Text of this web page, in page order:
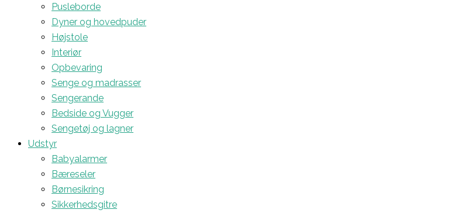
Pusleborde
Dyner og hovedpuder
Højstole
Interiør
Opbevaring
Senge og madrasser
Sengerande
Bedside og Vugger
Sengetøj og lagner
Udstyr
Babyalarmer
Bæreseler
Børnesikring
Sikkerhedsgitre